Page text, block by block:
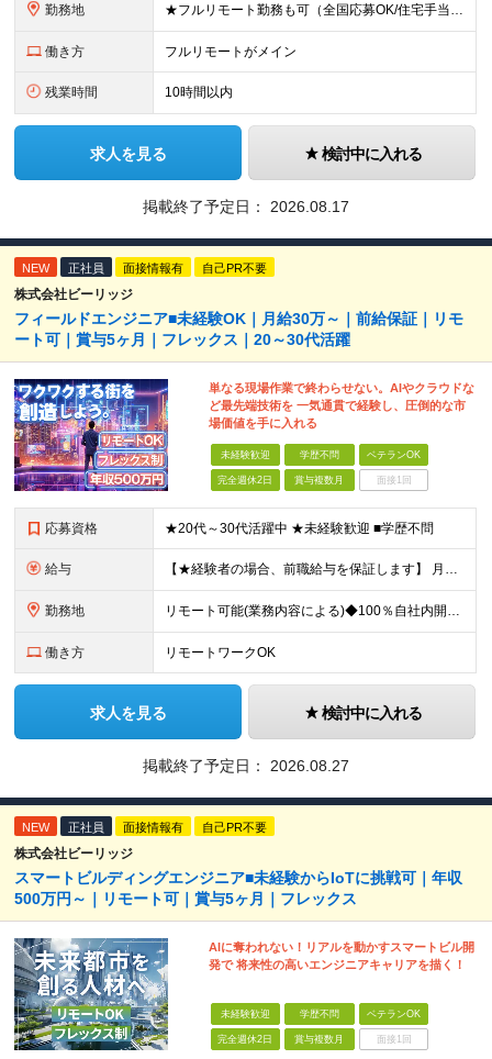
勤務地 ★フルリモート勤務も可（全国応募OK/住宅手当を支給します） ※案件によって常駐が必要になる場合があります。 ※希望がない限り、転勤はありません ※U・Iターン歓迎 ★ルトラの社員は全国各地で活躍中
働き方 フルリモートがメイン
残業時間 10時間以内
求人を見る 検討中に入れる
掲載終了予定日： 2026.08.17
NEW 正社員 面接情報有 自己PR不要
株式会社ビーリッジ
フィールドエンジニア■未経験OK｜月給30万～｜前給保証｜リモ
ート可｜賞与5ヶ月｜フレックス｜20～30代活躍
単なる現場作業で終わらせない。AIやクラウドな
ど最先端技術を 一気通貫で経験し、圧倒的な市
場価値を手に入れる
未経験歓迎 学歴不問 ベテランOK
完全週休2日 賞与複数月 面接1回
応募資格 ★20代～30代活躍中 ★未経験歓迎 ■学歴不問
給与 【★経験者の場合、前職給与を保証します】 月給30万円以上＋賞与年2回（※5ヶ月分支給実績あり） ※上記は最低保証額です。 ご経験やスキルに応じて当社規定内で決定します ※試用期間3ヶ月間あり・労
勤務地 リモート可能(業務内容による)◆100％自社内開発 所在地：神奈川県横浜市港北区新横浜3-8-11 メットライフ新横浜ビル10F (変更の範囲)上記を除く当社関連勤務地 ※機器の導入立会いのため出
働き方 リモートワークOK
求人を見る 検討中に入れる
掲載終了予定日： 2026.08.27
NEW 正社員 面接情報有 自己PR不要
株式会社ビーリッジ
スマートビルディングエンジニア■未経験からIoTに挑戦可｜年収
500万円～｜リモート可｜賞与5ヶ月｜フレックス
AIに奪われない！リアルを動かすスマートビル開
発で 将来性の高いエンジニアキャリアを描く！
未経験歓迎 学歴不問 ベテランOK
完全週休2日 賞与複数月 面接1回